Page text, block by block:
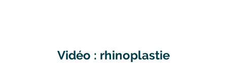
Vidéo : rhinoplastie